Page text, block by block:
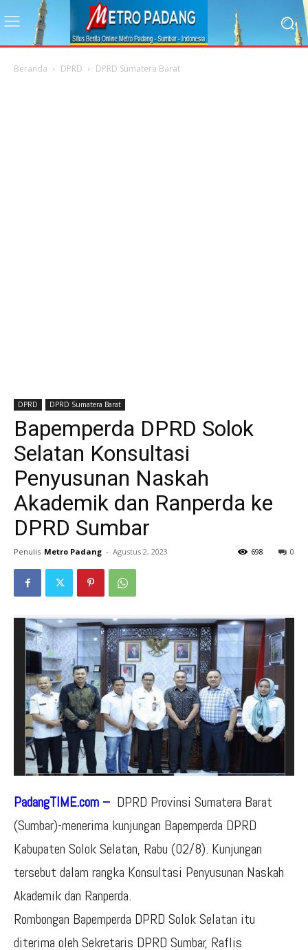
Beranda DPRD DPRD Sumatera Barat
DPRD DPRD Sumatera Barat
Bapemperda DPRD Solok
Selatan Konsultasi
Penyusunan Naskah
Akademik dan Ranperda ke
DPRD Sumbar
Penulis Metro Padang - Agustus 2, 2023 0
698
PadangTIME.com – DPRD Provinsi Sumatera Barat
(Sumbar)-menerima kunjungan Bapemperda DPRD
Kabupaten Solok Selatan, Rabu (02/8). Kunjungan
tersebut dalam rangka Konsultasi Penyusunan Naskah
Akademik dan Ranperda.
Rombongan Bapemperda DPRD Solok Selatan itu
diterima oleh Sekretaris DPRD Sumbar, Raflis